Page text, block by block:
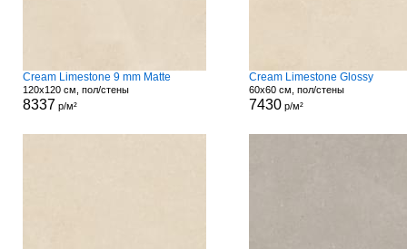
Cream Limestone 9 mm Matte
120x120 см, пол/стены
8337 р/м²
Cream Limestone Glossy
60x60 см, пол/стены
7430 р/м²